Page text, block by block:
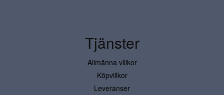
Tjänster
Allmänna villkor
Köpvillkor
Leveranser